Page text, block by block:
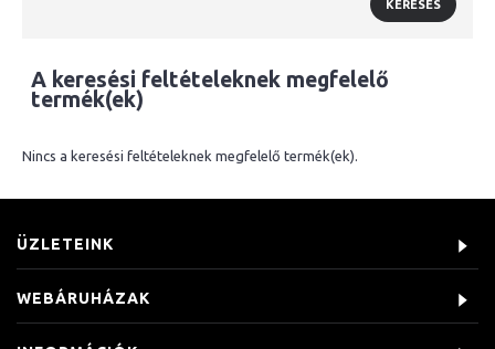
A keresési feltételeknek megfelelő
termék(ek)
Nincs a keresési feltételeknek megfelelő termék(ek).
ÜZLETEINK
WEBÁRUHÁZAK